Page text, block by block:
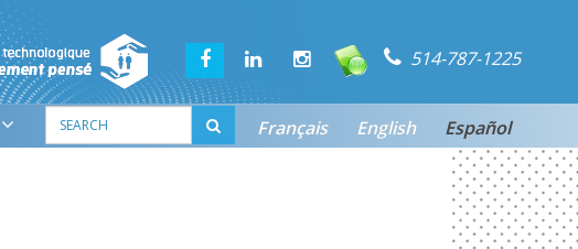
514-787-1225
Español
English
Français